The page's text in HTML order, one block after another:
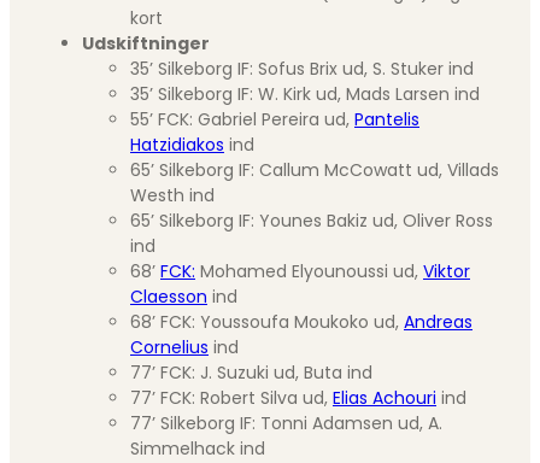
kort
Udskiftninger
35’ Silkeborg IF: Sofus Brix ud, S. Stuker ind
35’ Silkeborg IF: W. Kirk ud, Mads Larsen ind
55’ FCK: Gabriel Pereira ud, Pantelis
Hatzidiakos ind
65’ Silkeborg IF: Callum McCowatt ud, Villads
Westh ind
65’ Silkeborg IF: Younes Bakiz ud, Oliver Ross
ind
68’ FCK: Mohamed Elyounoussi ud, Viktor
Claesson ind
68’ FCK: Youssoufa Moukoko ud, Andreas
Cornelius ind
77’ FCK: J. Suzuki ud, Buta ind
77’ FCK: Robert Silva ud, Elias Achouri ind
77’ Silkeborg IF: Tonni Adamsen ud, A.
Simmelhack ind